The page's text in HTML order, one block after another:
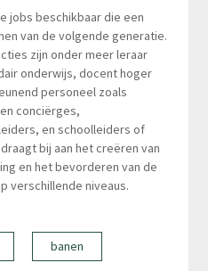
jobs beschikbaar die een
van de volgende generatie.
zijn onder meer leraar
onderwijs, docent hoger
personeel zoals
conciërges,
en schoolleiders of
bij aan het creëren van
en het bevorderen van de
verschillende niveaus.
banen